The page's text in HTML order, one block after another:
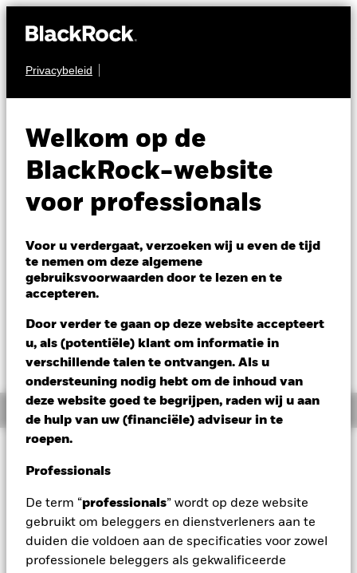
Privacybeleid
Welkom op de
BlackRock-website
voor professionals
Voor u verdergaat, verzoeken wij u even de tijd
te nemen om deze algemene
gebruiksvoorwaarden door te lezen en te
accepteren.
Door verder te gaan op deze website accepteert
u, als (potentiële) klant om informatie in
verschillende talen te ontvangen. Als u
ondersteuning nodig hebt om de inhoud van
deze website goed te begrijpen, raden wij u aan
de hulp van uw (financiële) adviseur in te
roepen.
Professionals
De term “professionals” wordt op deze website
gebruikt om beleggers en dienstverleners aan te
duiden die voldoen aan de specificaties voor zowel
professionele beleggers als gekwalificeerde
MULTI-ASSET
Fund
NAV per 06/aug/2026
AUD 154,68
Verandering NAV 1 dag per 06/aug/2026
AUD -0,48 (-0,31%)
Overzicht
Het Fonds streeft ernaar een positief absoluut rendement op
kapitaalgroei en inkomsten, met een beperkte correlatie met
marktschommelingen. Het Fonds benadert
vermogensallocatie op flexibele wijze en streeft naar
blootstelling via een verscheidenheid aan